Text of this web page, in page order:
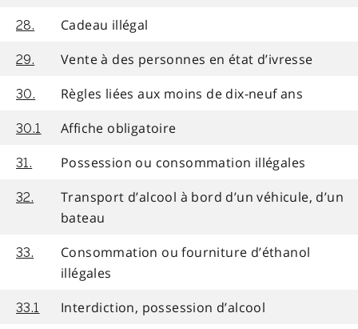
28. Cadeau illégal
29. Vente à des personnes en état d’ivresse
30. Règles liées aux moins de dix-neuf ans
30.1 Affiche obligatoire
31. Possession ou consommation illégales
32.
Transport d’alcool à bord d’un véhicule, d’un
bateau
33.
Consommation ou fourniture d’éthanol
illégales
33.1 Interdiction, possession d’alcool